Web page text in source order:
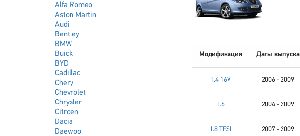
Alfa Romeo
Aston Martin
Audi
Bentley
BMW
Buick
BYD
Cadillac
Chery
Chevrolet
Chrysler
Citroen
Dacia
Daewoo
Модификация Даты выпуска
1.4 16V 2006 - 2009
1.6 2004 - 2009
1.8 TFSI 2007 - 2009